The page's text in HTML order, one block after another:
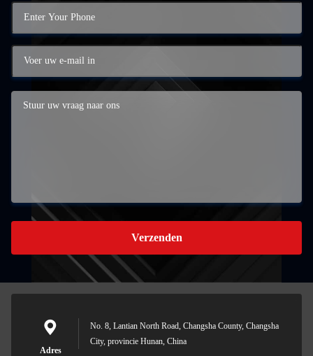
Verzenden
Adres
No. 8, Lantian North Road, Changsha County, Changsha
City, provincie Hunan, China